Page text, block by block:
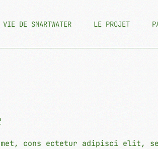
DE SMARTWATER LE PROJET
cons ectetur adipisci elit,